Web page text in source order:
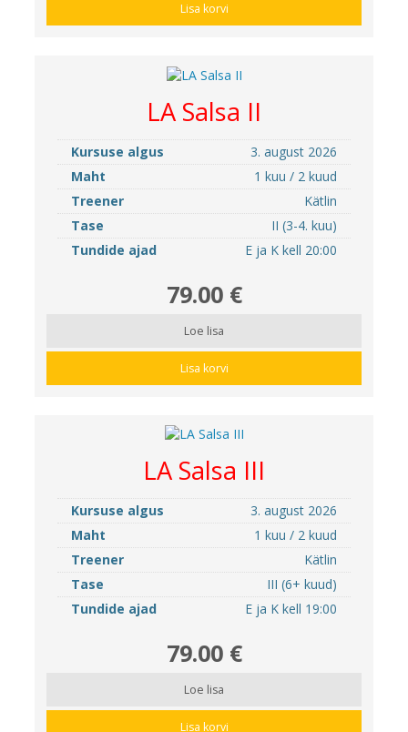
Lisa korvi
LA Salsa II
Kursuse algus
3. august 2026
Maht
1 kuu / 2 kuud
Treener
Kätlin
Tase
II (3-4. kuu)
Tundide ajad
E ja K kell 20:00
79.00 €
Loe lisa
Lisa korvi
LA Salsa III
Kursuse algus
3. august 2026
Maht
1 kuu / 2 kuud
Treener
Kätlin
Tase
III (6+ kuud)
Tundide ajad
E ja K kell 19:00
79.00 €
Loe lisa
Lisa korvi